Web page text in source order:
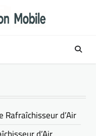
d’Air